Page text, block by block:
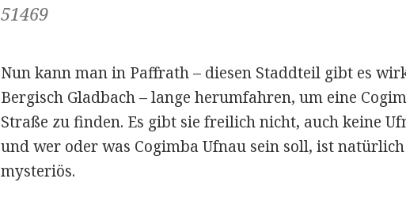
51469
Nun kann man in Paffrath – diesen Staddteil gibt es
Bergisch Gladbach – lange herumfahren, um eine
Straße zu finden. Es gibt sie freilich nicht, auch keine
und wer oder was Cogimba Ufnau sein soll, ist
mysteriös.